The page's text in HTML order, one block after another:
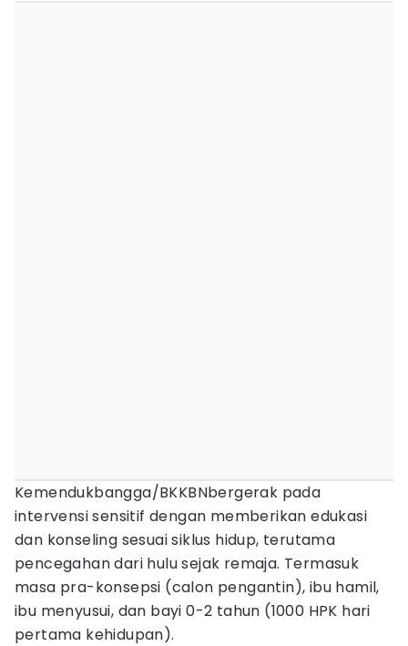
Kemendukbangga/BKKBNbergerak pada
intervensi sensitif dengan memberikan edukasi
dan konseling sesuai siklus hidup, terutama
pencegahan dari hulu sejak remaja. Termasuk
masa pra-konsepsi (calon pengantin), ibu hamil,
ibu menyusui, dan bayi 0-2 tahun (1000 HPK hari
pertama kehidupan).